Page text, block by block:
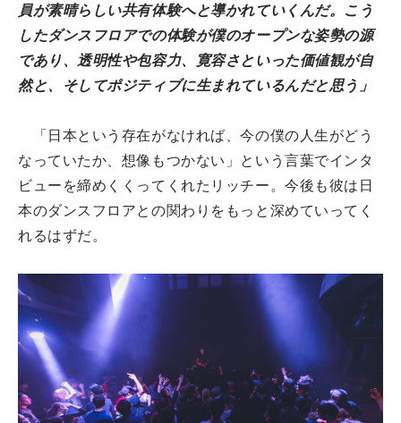
員が素晴らしい共有体験へと導かれていくんだ。こう
したダンスフロアでの体験が僕のオープンな姿勢の源
であり、透明性や包容力、寛容さといった価値観が自
然と、そしてポジティブに生まれているんだと思う」
「日本という存在がなければ、今の僕の人生がどう
なっていたか、想像もつかない」という言葉でインタ
ビューを締めくくってくれたリッチー。今後も彼は日
本のダンスフロアとの関わりをもっと深めていってく
れるはずだ。